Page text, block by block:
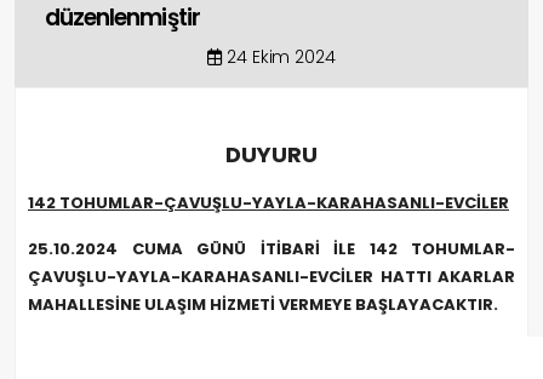
düzenlenmiştir
24 Ekim 2024
DUYURU
142 TOHUMLAR-ÇAVUŞLU-YAYLA-KARAHASANLI-EVCİLER
25.10.2024 CUMA GÜNÜ İTİBARİ İLE 142 TOHUMLAR-
ÇAVUŞLU-YAYLA-KARAHASANLI-EVCİLER HATTI AKARLAR
MAHALLESİNE ULAŞIM HİZMETİ VERMEYE BAŞLAYACAKTIR.